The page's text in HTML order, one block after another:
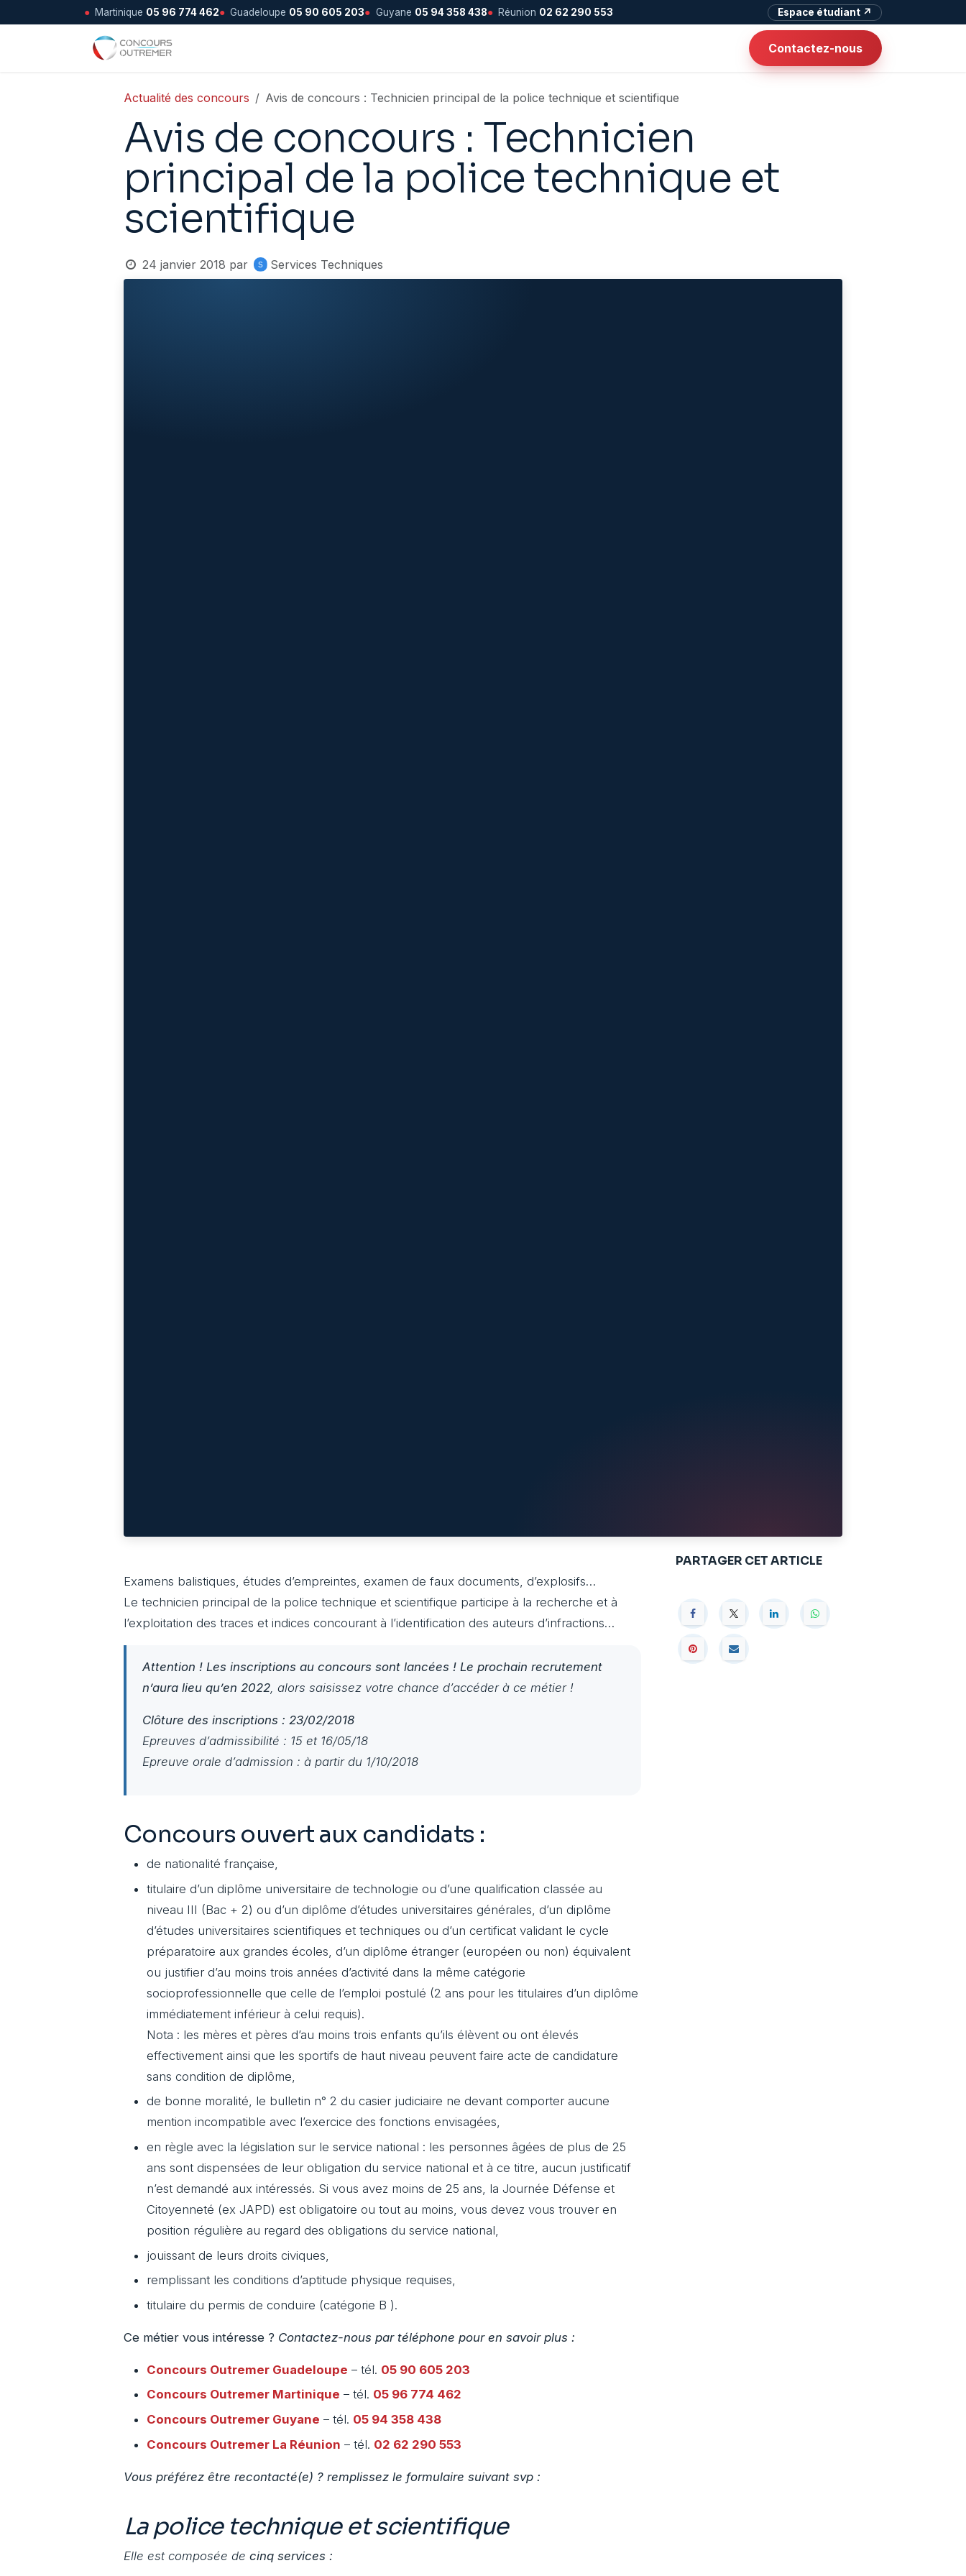
● Martinique 05 96 774 462● Guadeloupe 05 90 605 203● Guyane 05 94 358 438● Réunion 02 62 290 553 Espace étudiant ↗
Se rendre au contenu
Contactez-nous
Actualité des concours Avis de concours : Technicien principal de la police technique et scientifique
Avis de concours : Technicien
principal de la police technique et
scientifique
24 janvier 2018 par Services Techniques
Examens balistiques, études d’empreintes, examen de faux documents, d’explosifs…
Le technicien principal de la police technique et scientifique participe à la recherche et à
l’exploitation des traces et indices concourant à l’identification des auteurs d’infractions…
Attention ! Les inscriptions au concours sont lancées ! Le prochain recrutement
n’aura lieu qu’en 2022 , alors saisissez votre chance d’accéder à ce métier !
Clôture des inscriptions : 23/02/2018
Epreuves d’admissibilité : 15 et 16/05/18
Epreuve orale d’admission : à partir du 1/10/2018
Concours ouvert aux candidats :
de nationalité française,
titulaire d’un diplôme universitaire de technologie ou d’une qualification classée au
niveau III (Bac + 2) ou d’un diplôme d’études universitaires générales, d’un diplôme
d’études universitaires scientifiques et techniques ou d’un certificat validant le cycle
préparatoire aux grandes écoles, d’un diplôme étranger (européen ou non) équivalent
ou justifier d’au moins trois années d’activité dans la même catégorie
socioprofessionnelle que celle de l’emploi postulé (2 ans pour les titulaires d’un diplôme
immédiatement inférieur à celui requis).
Nota : les mères et pères d’au moins trois enfants qu’ils élèvent ou ont élevés
effectivement ainsi que les sportifs de haut niveau peuvent faire acte de candidature
sans condition de diplôme,
de bonne moralité, le bulletin n° 2 du casier judiciaire ne devant comporter aucune
mention incompatible avec l’exercice des fonctions envisagées,
en règle avec la législation sur le service national : les personnes âgées de plus de 25
ans sont dispensées de leur obligation du service national et à ce titre, aucun justificatif
n’est demandé aux intéressés. Si vous avez moins de 25 ans, la Journée Défense et
Citoyenneté (ex JAPD) est obligatoire ou tout au moins, vous devez vous trouver en
position régulière au regard des obligations du service national,
jouissant de leurs droits civiques,
remplissant les conditions d’aptitude physique requises,
titulaire du permis de conduire (catégorie B ).
Ce métier vous intéresse ? Contactez-nous par téléphone pour en savoir plus :
Concours Outremer Guadeloupe – tél. 05 90 605 203
Concours Outremer Martinique – tél. 05 96 774 462
Concours Outremer Guyane – tél. 05 94 358 438
Concours Outremer La Réunion – tél. 02 62 290 553
Vous préférez être recontacté(e) ? remplissez le formulaire suivant svp :
La police technique et scientifique
Elle est composée de cinq services :
PARTAGER CET ARTICLE